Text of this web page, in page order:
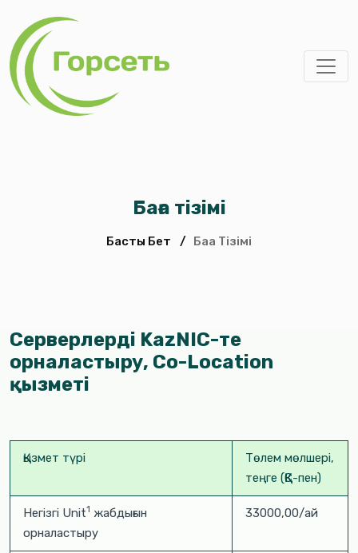
Баға тізімі
Басты Бет / Баға Тізімі
Серверлерді KazNIC-те
орналастыру, Co-Location
қызметі
Қызмет түрі
Төлем мөлшері,
теңге (ҚҚС-пен)
Негізгі Unit1 жабдығын
орналастыру
33000,00/ай